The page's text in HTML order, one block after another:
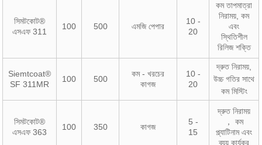
সিমটকোট®
এসএফ 311
100 500 এমজি পেপার
10 -
20
কম তাপমাত্রা
নিরাময়, কম
এবং
স্থিতিশীল
রিলিজ শক্তি
Siemtcoat®
SF 311MR
100 500
কম - খরচের
কাগজ
10 -
20
দ্রুত নিরাময়,
উচ্চ গতির সাথে
কম মিস্টিং
সিমটকোট®
এসএফ 363
100 350 কাগজ
5 -
15
দ্রুত নিরাময়
， কম
প্ল্যাটিনাম এবং
ব্যয় কার্যকর